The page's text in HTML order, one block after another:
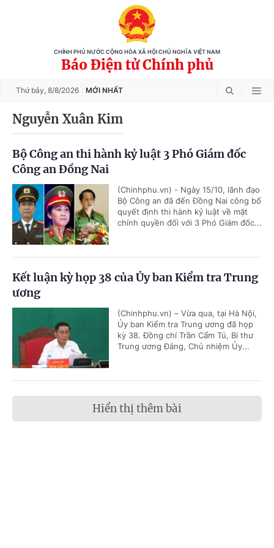
CHÍNH PHỦ NƯỚC CỘNG HÒA XÃ HỘI CHỦ NGHĨA VIỆT NAM
Báo Điện tử Chính phủ
Thứ bảy, 8/8/2026 MỚI NHẤT
Nguyễn Xuân Kim
Bộ Công an thi hành kỷ luật 3 Phó Giám đốc
Công an Đồng Nai
(Chinhphu.vn) - Ngày 15/10, lãnh đạo
Bộ Công an đã đến Đồng Nai công bố
quyết định thi hành kỷ luật về mặt
chính quyền đối với 3 Phó Giám đốc...
Kết luận kỳ họp 38 của Ủy ban Kiểm tra Trung
ương
(Chinhphu.vn) – Vừa qua, tại Hà Nội,
Ủy ban Kiểm tra Trung ương đã họp
kỳ 38. Đồng chí Trần Cẩm Tú, Bí thư
Trung ương Đảng, Chủ nhiệm Ủy...
Hiển thị thêm bài